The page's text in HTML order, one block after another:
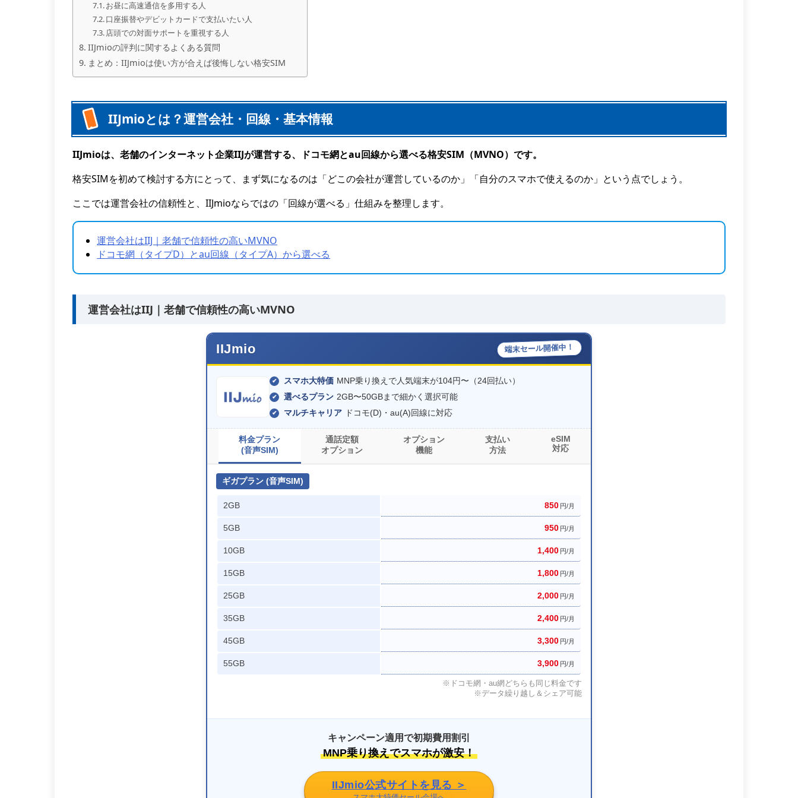
お昼に高速通信を多用する人
口座振替やデビットカードで支払いたい人
店頭での対面サポートを重視する人
IIJmioの評判に関するよくある質問
まとめ：IIJmioは使い方が合えば後悔しない格安SIM
IIJmioとは？運営会社・回線・基本情報
IIJmioは、老舗のインターネット企業IIJが運営する、ドコモ網とau回線から選べる格安SIM（MVNO）です。
格安SIMを初めて検討する方にとって、まず気になるのは「どこの会社が運営しているのか」「自分のスマホで使えるのか」という点でしょう。
ここでは運営会社の信頼性と、IIJmioならではの「回線が選べる」仕組みを整理します。
運営会社はIIJ｜老舗で信頼性の高いMVNO
ドコモ網（タイプD）とau回線（タイプA）から選べる
運営会社はIIJ｜老舗で信頼性の高いMVNO
IIJmio 端末セール開催中！
スマホ大特価 MNP乗り換えで人気端末が104円〜（24回払い）
選べるプラン 2GB〜50GBまで細かく選択可能
マルチキャリア
ドコモ(D)・au(A)回線に対応
料金プラン
(音声SIM)
通話定額
オプション
オプション
機能
支払い
方法
eSIM
対応
ギガプラン (音声SIM)
2GB 850 円/月
5GB 950 円/月
10GB 1,400 円/月
15GB 1,800 円/月
25GB 2,000 円/月
35GB 2,400 円/月
45GB 3,300 円/月
55GB 3,900 円/月
※ドコモ網・au網どちらも同じ料金です
※データ繰り越し＆シェア可能
キャンペーン適用で初期費用割引
MNP乗り換えでスマホが激安！
IIJmio公式サイトを見る ＞